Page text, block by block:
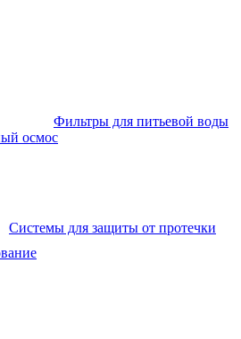
Фильтры для питьевой воды
осмос
Системы для защиты от протечки